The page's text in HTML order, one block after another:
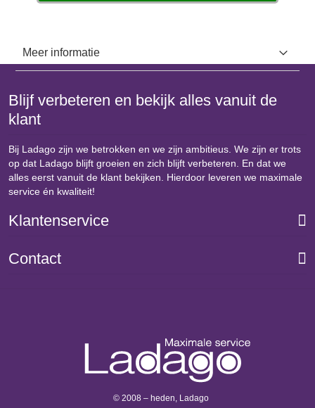
Meer informatie
Blijf verbeteren en bekijk alles vanuit de
klant
Bij Ladago zijn we betrokken en we zijn ambitieus. We zijn er trots
op dat Ladago blijft groeien en zich blijft verbeteren. En dat we
alles eerst vanuit de klant bekijken. Hierdoor leveren we maximale
service én kwaliteit!
Klantenservice
Contact
© 2008 – heden, Ladago